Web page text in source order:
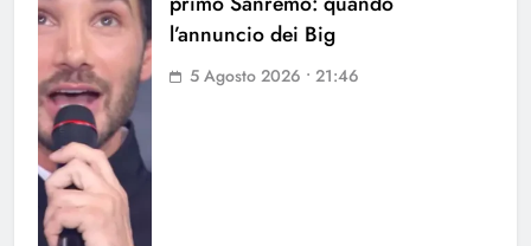
l’annuncio dei Big
5 Agosto 2026 • 21:46